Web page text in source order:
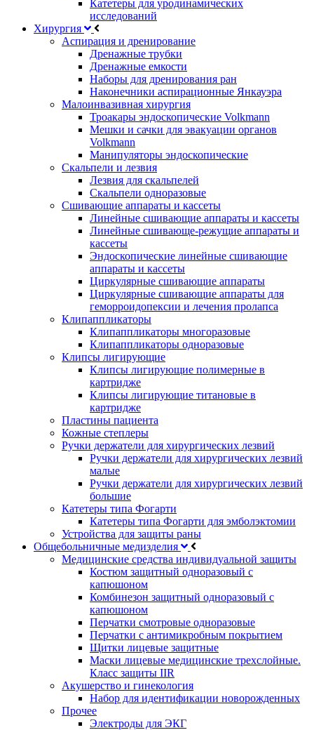
Катетеры для уродинамических
исследований
Хирургия
Аспирация и дренирование
Дренажные трубки
Дренажные емкости
Наборы для дренирования ран
Наконечники аспирационные Янкауэра
Малоинвазивная хирургия
Троакары эндоскопические Volkmann
Мешки и сачки для эвакуации органов
Volkmann
Манипуляторы эндоскопические
Скальпели и лезвия
Лезвия для скальпелей
Скальпели одноразовые
Сшивающие аппараты и кассеты
Линейные сшивающие аппараты и кассеты
Линейные сшивающе-режущие аппараты и
кассеты
Эндоскопические линейные сшивающие
аппараты и кассеты
Циркулярные сшивающие аппараты
Циркулярные сшивающие аппараты для
геморроидопексии и лечения пролапса
Клипаппликаторы
Клипаппликаторы многоразовые
Клипаппликаторы одноразовые
Клипсы лигирующие
Клипсы лигирующие полимерные в
картридже
Клипсы лигирующие титановые в
картридже
Пластины пациента
Кожные степлеры
Ручки держатели для хирургических лезвий
Ручки держатели для хирургических лезвий
малые
Ручки держатели для хирургических лезвий
большие
Катетеры типа Фогарти
Катетеры типа Фогарти для эмболэктомии
Устройства для защиты раны
Общебольничные медизделия
Медицинские средства индивидуальной защиты
Костюм защитный одноразовый с
капюшоном
Комбинезон защитный одноразовый с
капюшоном
Перчатки смотровые одноразовые
Перчатки с антимикробным покрытием
Щитки лицевые защитные
Маски лицевые медицинские трехслойные.
Класс защиты IIR
Акушерство и гинекология
Набор для идентификации новорожденных
Прочее
Электроды для ЭКГ